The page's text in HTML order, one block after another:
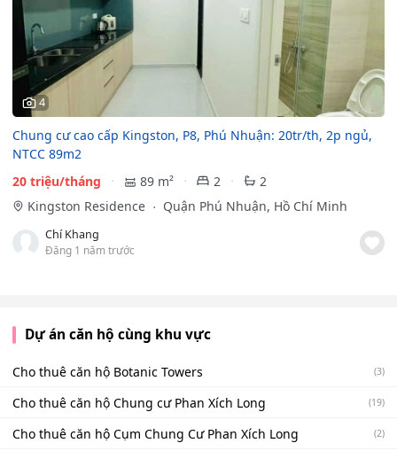
4
Chung cư cao cấp Kingston, P8, Phú Nhuận: 20tr/th, 2p ngủ,
NTCC 89m2
20 triệu/tháng
89 m² 2
2
Kingston Residence
Quận Phú Nhuận, Hồ Chí Minh
Chí Khang
Đăng 1 năm trước
Dự án căn hộ cùng khu vực
Cho thuê căn hộ Botanic Towers (3)
Cho thuê căn hộ Chung cư Phan Xích Long (19)
Cho thuê căn hộ Cụm Chung Cư Phan Xích Long (2)